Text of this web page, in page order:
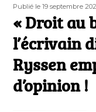
Publié
Publié le 19 septembre
« Droit au
l’écrivain
Ryssen
d’opinion !